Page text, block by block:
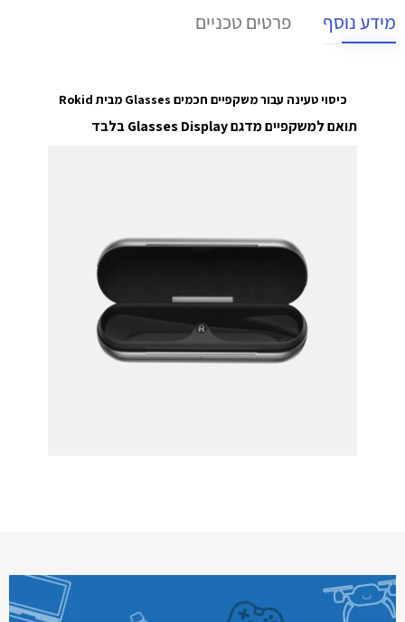
מידע נוסף פרטים טכניים
כיסוי טעינה עבור משקפיים חכמים Glasses מבית Rokid
תואם למשקפיים מדגם Glasses Display בלבד